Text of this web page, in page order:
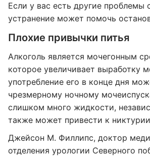
Если у вас есть другие проблемы
устранение может помочь
Плохие привычки питья
Алкоголь является мочегонным
которое увеличивает выработку
употребление его в конце дня
чрезмерному ночному
слишком много жидкости,
также может привести к
Джейсон М. Филлипс, доктор
отделения урологии Северного